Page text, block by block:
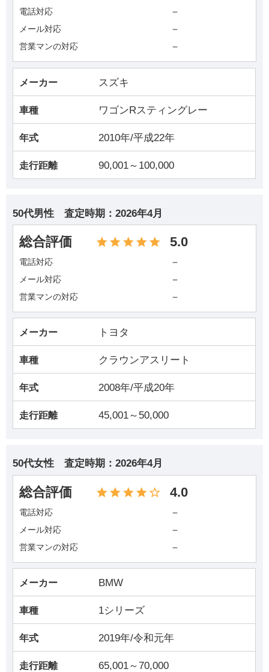
電話対応 －
メール対応 －
営業マンの対応 －
メーカー スズキ
車種 ワゴンRスティングレー
年式 2010年/平成22年
走行距離 90,001～100,000
50代男性 査定時期： 2026年4月
総合評価 5.0
電話対応 －
メール対応 －
営業マンの対応 －
メーカー トヨタ
車種 クラウンアスリート
年式 2008年/平成20年
走行距離 45,001～50,000
50代女性 査定時期： 2026年4月
総合評価 4.0
電話対応 －
メール対応 －
営業マンの対応 －
メーカー BMW
車種 1シリーズ
年式 2019年/令和元年
走行距離 65,001～70,000